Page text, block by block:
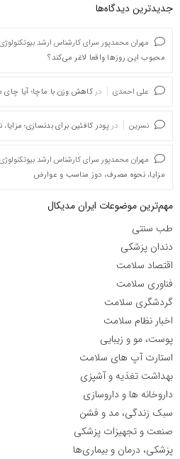
جدیدترین دیدگاه‌‌ها
مهران محمدپور سرای کارشناس ارشد بیوتکنولوژی
محبوب این روزها واقعا لاغر می‌کند؟
علی احمدی در کاهش وزن با ماچا؛ آیا چای
نسرین در پودر کافئین برای بدنسازی؛
مهران محمدپور سرای کارشناس ارشد بیوتکنولوژی
مزایا، نحوه مصرف، دوز مناسب و عوارض
مهم‌ترین موضوعات ایران مدیکال
طب سنتی
دندان پزشکی
اقتصاد سلامت
فناوری سلامت
گردشگری سلامت
اخبار نظام سلامت
پوست، مو و زیبایی
استارت آپ های سلامت
بهداشت تغذیه و آشپزی
داروخانه ها و داروسازی
سبک زندگی، مد و فشن
صنعت و تجهیزات پزشکی
پزشکی، درمان و بیماری‌ها